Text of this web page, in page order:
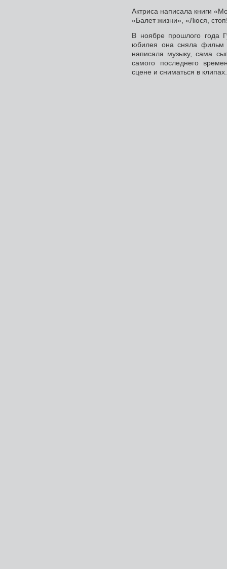
Актриса написала книги
«Балет жизни», «Люся,
В ноябре прошлого года
юбилея она сняла фильм
написала музыку, сама
самого последнего
сцене и сниматься в клипах.